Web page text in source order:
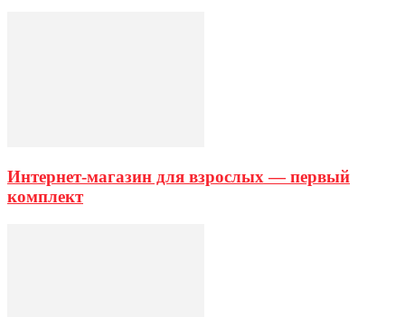
Интернет-магазин для взрослых — первый
комплект